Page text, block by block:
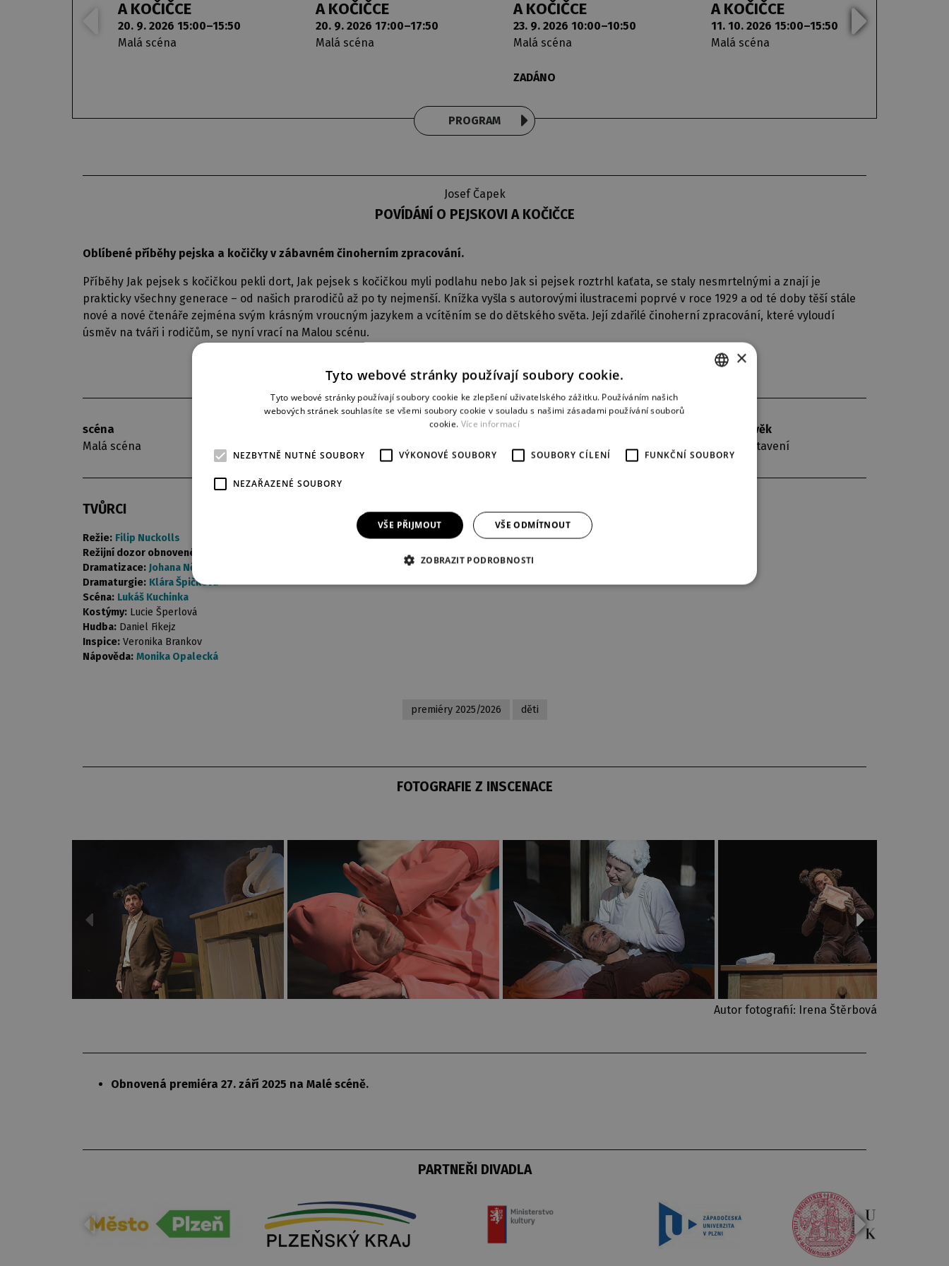
A KOČIČCE
20. 9. 2026 15:00–15:50
Malá scéna
A KOČIČCE
20. 9. 2026 17:00–17:50
Malá scéna
A KOČIČCE
23. 9. 2026 10:00–10:50
Malá scéna
ZADÁNO
A KOČIČCE
11. 10. 2026 15:00–15:50
Malá scéna
PROGRAM
Josef Čapek
POVÍDÁNÍ O PEJSKOVI A KOČIČCE
Oblíbené příběhy pejska a kočičky v zábavném činoherním zpracování.
Příběhy Jak pejsek s kočičkou pekli dort, Jak pejsek s kočičkou myli podlahu nebo Jak si pejsek roztrhl kaťata, se staly nesmrtelnými a znají je
prakticky všechny generace – od našich prarodičů až po ty nejmenší. Knížka vyšla s autorovými ilustracemi poprvé v roce 1929 a od té doby těší stále
nové a nové čtenáře zejména svým krásným vroucným jazykem a vcítěním se do dětského světa. Její zdařilé činoherní zpracování, které vyloudí
úsměv na tváři i rodičům, se nyní vrací na Malou scénu.
scéna
Malá scéna
délka představení
50 min
doporučený věk
Dětské představení
TVŮRCI
Režie: Filip Nuckolls
Režijní dozor obnovené premiéry:
Dramatizace: Johana Němcová
Dramaturgie: Klára Špičková
Scéna: Lukáš Kuchinka
Kostýmy: Lucie Šperlová
Hudba: Daniel Fikejz
Inspice: Veronika Brankov
Nápověda: Monika Opalecká
OSOBY A OBSAZENÍ
Pejsek: Matyáš Greif
Ostatní role:
premiéry 2025/2026 děti
FOTOGRAFIE Z INSCENACE
Autor fotografií: Irena Štěrbová
Obnovená premiéra 27. září 2025 na Malé scéně.
PARTNEŘI DIVADLA
×
Tyto webové stránky používají soubory cookie.
Tyto webové stránky používají soubory cookie ke zlepšení uživatelského zážitku. Používáním našich
webových stránek souhlasíte se všemi soubory cookie v souladu s našimi zásadami používání souborů
cookie. Více informací
NEZBYTNĚ NUTNÉ SOUBORY VÝKONOVÉ SOUBORY SOUBORY CÍLENÍ FUNKČNÍ SOUBORY
NEZAŘAZENÉ SOUBORY
VŠE PŘIJMOUT VŠE ODMÍTNOUT
ZOBRAZIT PODROBNOSTI